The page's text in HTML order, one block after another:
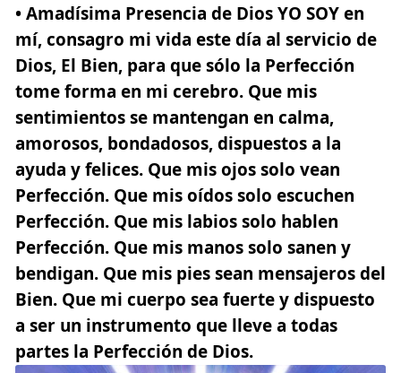
• Amadísima Presencia de Dios YO SOY en
mí, consagro mi vida este día al servicio de
Dios, El Bien, para que sólo la Perfección
tome forma en mi cerebro. Que mis
sentimientos se mantengan en calma,
amorosos, bondadosos, dispuestos a la
ayuda y felices. Que mis ojos solo vean
Perfección. Que mis oídos solo escuchen
Perfección. Que mis labios solo hablen
Perfección. Que mis manos solo sanen y
bendigan. Que mis pies sean mensajeros del
Bien. Que mi cuerpo sea fuerte y dispuesto
a ser un instrumento que lleve a todas
partes la Perfección de Dios.